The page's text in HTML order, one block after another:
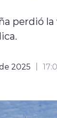
perdió
2025